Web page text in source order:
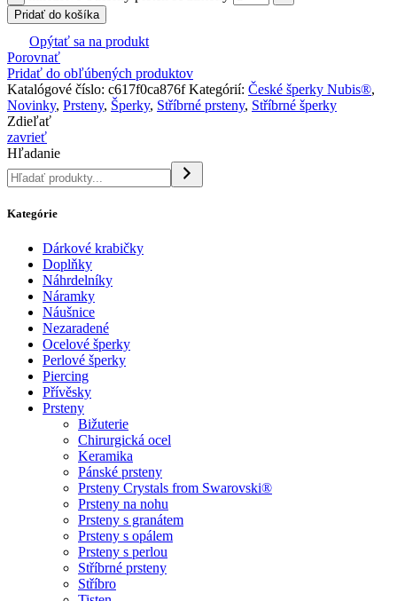
Pridať do košíka
Opýtať sa na produkt
Porovnať
Pridať do obľúbených produktov
Katalógové číslo: c617f0ca876f Kategórií: České šperky Nubis®,
Novinky, Prsteny, Šperky, Stříbrné prsteny, Stříbrné šperky
Zdieľať
zavrieť
Hľadanie
Kategórie
Dárkové krabičky
Doplňky
Náhrdelníky
Náramky
Náušnice
Nezaradené
Ocelové šperky
Perlové šperky
Piercing
Přívěsky
Prsteny
Bižuterie
Chirurgická ocel
Keramika
Pánské prsteny
Prsteny Crystals from Swarovski®
Prsteny na nohu
Prsteny s granátem
Prsteny s opálem
Prsteny s perlou
Stříbrné prsteny
Stříbro